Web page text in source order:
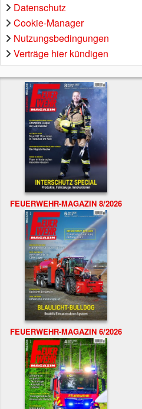
Datenschutz
Cookie-Manager
Nutzungsbedingungen
Verträge hier kündigen
FEUERWEHR-MAGAZIN 8/2026
FEUERWEHR-MAGAZIN 6/2026